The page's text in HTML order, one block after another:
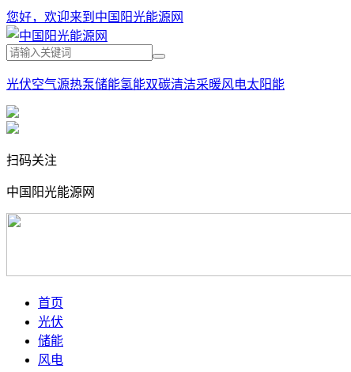
您好，欢迎来到中国阳光能源网
光伏空气源热泵储能氢能双碳清洁采暖风电太阳能
扫码关注
中国阳光能源网
首页
光伏
储能
风电